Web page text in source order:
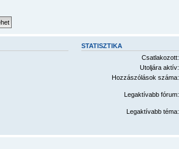
STATISZTIKA
Csatlakozott:
Utoljára aktív:
Hozzászólások száma:
Legaktívabb fórum:
Legaktívabb téma: